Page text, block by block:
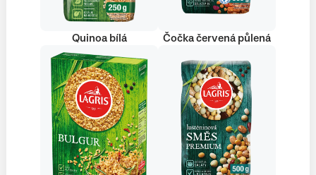
Quinoa bílá Čočka červená půlená